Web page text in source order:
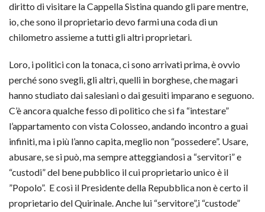
diritto di visitare la Cappella Sistina quando gli pare mentre,
io, che sono il proprietario devo farmi una coda di un
chilometro assieme a tutti gli altri proprietari.
Loro, i politici con la tonaca, ci sono arrivati prima, è ovvio
perché sono svegli, gli altri, quelli in borghese, che magari
hanno studiato dai salesiani o dai gesuiti imparano e seguono.
C’è ancora qualche fesso di politico che si fa “intestare”
l’appartamento con vista Colosseo, andando incontro a guai
infiniti, ma i più l’anno capita, meglio non “possedere”. Usare,
abusare, se si può, ma sempre atteggiandosi a “servitori” e
“custodi” del bene pubblico il cui proprietario unico è il
”Popolo”. E così il Presidente della Repubblica non è certo il
proprietario del Quirinale. Anche lui “servitore”,i “custode”